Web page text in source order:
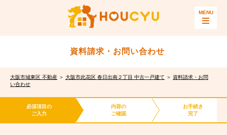
資料請求・お問い合わせ
大阪市城東区 不動産 ＞ 大阪市此花区 春日出南２丁目 中古一戸建て ＞ 資料請求・お問
い合わせ
必須項目の
ご入力
内容の
ご確認
お手続き
完了